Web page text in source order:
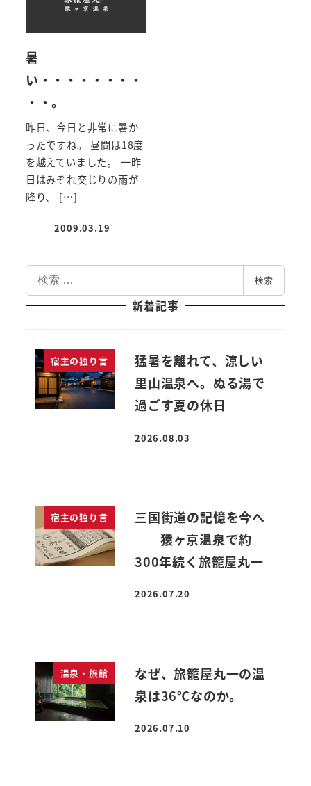
暑
い・・・・・・・・
・・。
昨日、今日と非常に暑か
ったですね。 昼間は18度
を越えていました。 一昨
日はみぞれ交じりの雨が
降り、 […]
投稿日
2009.03.19
索
検索
新着記事
宿主の独り言
猛暑を離れて、涼しい
里山温泉へ。ぬる湯で
過ごす夏の休日
投稿日
2026.08.03
宿主の独り言
三国街道の記憶を今へ
――猿ヶ京温泉で約
300年続く旅籠屋丸一
投稿日
2026.07.20
温泉・旅館
なぜ、旅籠屋丸一の温
泉は36℃なのか。
投稿日
2026.07.10